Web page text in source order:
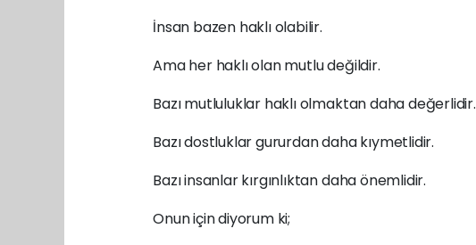
İnsan bazen haklı olabilir.
Ama her haklı olan mutlu değildir.
Bazı mutluluklar haklı olmaktan daha değerlidir.
Bazı dostluklar gururdan daha kıymetlidir.
Bazı insanlar kırgınlıktan daha önemlidir.
Onun için diyorum ki;